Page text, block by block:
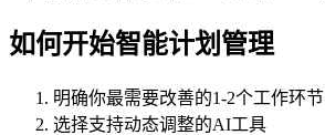
如何开始智能计划管理
明确你最需要改善的1-2个工作环节
选择支持动态调整的AI工具